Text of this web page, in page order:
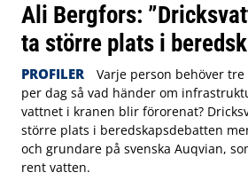
Ali Bergfors:
ta större plats i
PROFILER
Varje person behöver
per dag så vad händer om
vattnet i kranen blir förorenat?
större plats i beredskapsdebatten
och grundare på svenska Auqvian,
rent vatten.